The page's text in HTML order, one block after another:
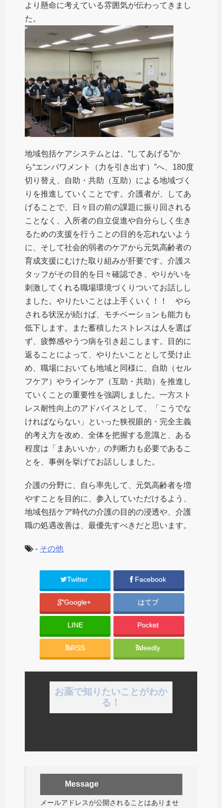
より懸命に考えている雰囲気が伝わってきまし
た。
地域包括ケアシステムとは、“してあげる”か
ら“エンパワメント（力を引き出す）”へ、180度
切り替え、自助・共助（互助）による地域づく
りを推進していくことです。介護者が、してあ
げることで、日々目の前の課題に振り回される
ことなく、入所者の自立促進や自分らしく生き
るための支援を行うことの目的を忘れないよう
に、そして社会的弱者のケアから元気高齢者の
育成支援にむけた取り組みが肝要です。介護ス
タッフがその目的を日々確認でき、やりがいを
刺激してくれる職場環境づくりついてお話しし
ました。やりたいことは上手くいく！！ やら
される状況が続けば、モチベーションも能力も
低下します。また蓄積したストレスは人を選ば
ず、疲弊感やうつ病を引き起こします。目的に
返ることによって、やりたいこととして受け止
め、職場においても地域と同様に、自助（セル
フケア）やラインケア（互助・共助）を推進し
ていくことの重要性を強調しました。一方スト
レス耐性向上のアドバイスとして、「こうでな
ければならない」といった狭視眼的・完全主義
的考え方を改め、全体を把握する意識と、ある
程度は「まあいいか」の判断力も必要であるこ
とを、事例を挙げてお話ししました。
介護の分野に、自ら率先して、元気高齢者を増
やすことを目的に、参入していただけるよう、
地域包括ケア時代の介護の目的の浸透や、介護
職の処遇改善は、最優先すべきだと思います。
- その他
Twitter Facebook
Google+ はてブ
LINE Pocket
RSS feedly
お薬で知りたいことがわか
る！
Message
メールアドレスが公開されることはありませ